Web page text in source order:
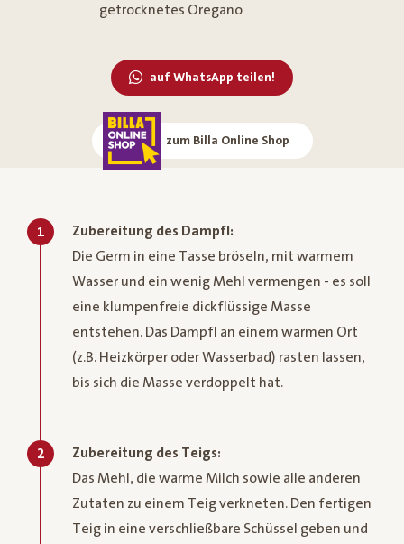
getrocknetes Oregano
auf WhatsApp teilen!
zum Billa Online Shop
1
Zubereitung des Dampfl:
Die Germ in eine Tasse bröseln, mit warmem
Wasser und ein wenig Mehl vermengen - es soll
eine klumpenfreie dickflüssige Masse
entstehen. Das Dampfl an einem warmen Ort
(z.B. Heizkörper oder Wasserbad) rasten lassen,
bis sich die Masse verdoppelt hat.
2
Zubereitung des Teigs:
Das Mehl, die warme Milch sowie alle anderen
Zutaten zu einem Teig verkneten. Den fertigen
Teig in eine verschließbare Schüssel geben und